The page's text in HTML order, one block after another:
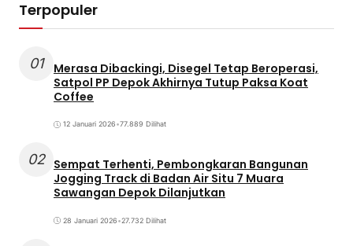
Terpopuler
01
Merasa Dibackingi, Disegel Tetap Beroperasi,
Satpol PP Depok Akhirnya Tutup Paksa Koat
Coffee
12 Januari 2026•77.889 Dilihat
02 Sempat Terhenti, Pembongkaran Bangunan
Jogging Track di Badan Air Situ 7 Muara
Sawangan Depok Dilanjutkan
28 Januari 2026•27.732 Dilihat